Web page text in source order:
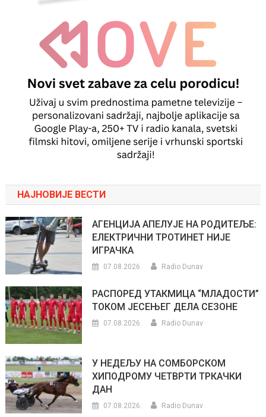
НАЈНОВИЈЕ ВЕСТИ
АГЕНЦИЈА АПЕЛУЈЕ НА РОДИТЕЉЕ:
ЕЛЕКТРИЧНИ ТРОТИНЕТ НИЈЕ
ИГРАЧКА
07.08.2026. Radio Dunav
РАСПОРЕД УТАКМИЦА “МЛАДОСТИ”
ТОКОМ ЈЕСЕЊЕГ ДЕЛА СЕЗОНЕ
07.08.2026. Radio Dunav
У НЕДЕЉУ НА СОМБОРСКОМ
ХИПОДРОМУ ЧЕТВРТИ ТРКАЧКИ
ДАН
07.08.2026. Radio Dunav